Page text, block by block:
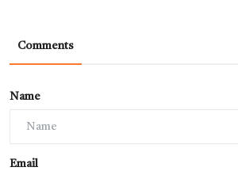
Comments
Name
Email